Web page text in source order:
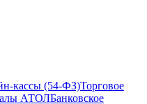
кассы (54-ФЗ)Торговое
АТОЛБанковское